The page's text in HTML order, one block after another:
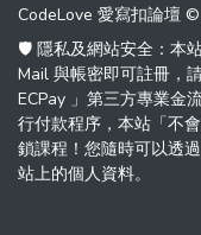
CodeLove 愛寫扣論壇
🛡️ 隱私及網站安全：本
Mail 與帳密即可註冊，
ECPay 」第三方專業金
行付款程序，本站「不
鎖課程！您隨時可以透
站上的個人資料。